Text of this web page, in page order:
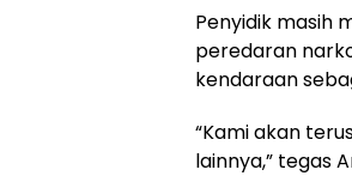
Penyidik masih
peredaran
kendaraan
“Kami akan
lainnya,” tegas